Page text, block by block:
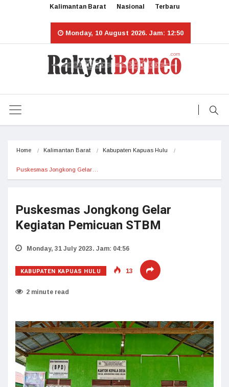
Kalimantan Barat Nasional Terbaru
Monday, 10 August 2026. Jam: 12:50
Home Kalimantan Barat Kabupaten Kapuas Hulu
Puskesmas Jongkong Gelar…
Puskesmas Jongkong Gelar
Kegiatan Pemicuan STBM
Monday, 31 July 2023. Jam: 04:56
KABUPATEN KAPUAS HULU 13
2 minute read